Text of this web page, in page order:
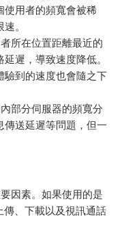
使用者的頻寬會被稀
。
所在位置距離最近的
遲，導致速度降低。
驗到的速度也會隨之下
部分伺服器的頻寬分
傳送延遲等問題，但一
因素。如果使用的是
傳、下載以及視訊通話